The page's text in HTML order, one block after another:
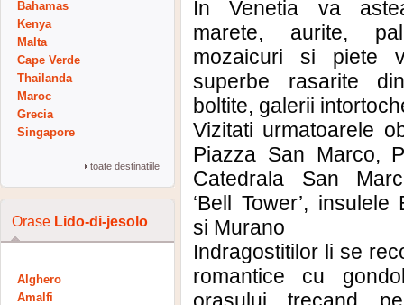
Bahamas
Kenya
Malta
Cape Verde
Thailanda
Maroc
Grecia
Singapore
toate destinatiile
Orase Lido-di-jesolo
Alghero
Amalfi
In Venetia va
marete, aurite,
mozaicuri si piete
superbe rasarite
boltite, galerii
Vizitati urmatoarele
Piazza San Marco,
Catedrala San
‘Bell Tower’, insulele
si Murano
Indragostitilor li se
romantice cu